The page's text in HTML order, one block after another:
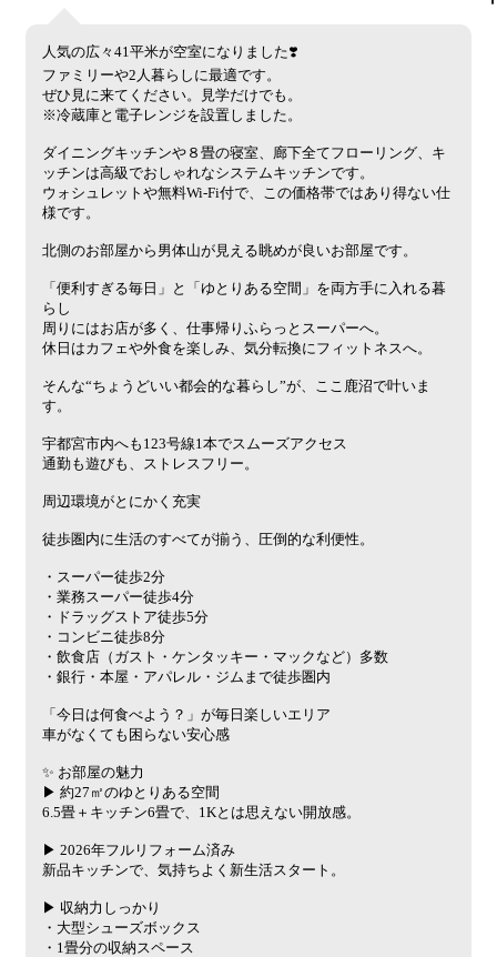
人気の広々41平米が空室になりました❣️
ファミリーや2人暮らしに最適です。
ぜひ見に来てください。見学だけでも。
※冷蔵庫と電子レンジを設置しました。
ダイニングキッチンや８畳の寝室、廊下全てフローリング、キ
ッチンは高級でおしゃれなシステムキッチンです。
ウォシュレットや無料Wi-Fi付で、この価格帯ではあり得ない仕
様です。
北側のお部屋から男体山が見える眺めが良いお部屋です。
「便利すぎる毎日」と「ゆとりある空間」を両方手に入れる暮
らし
周りにはお店が多く、仕事帰りふらっとスーパーへ。
休日はカフェや外食を楽しみ、気分転換にフィットネスへ。
そんな“ちょうどいい都会的な暮らし”が、ここ鹿沼で叶いま
す。
宇都宮市内へも123号線1本でスムーズアクセス
通勤も遊びも、ストレスフリー。
周辺環境がとにかく充実
徒歩圏内に生活のすべてが揃う、圧倒的な利便性。
・スーパー徒歩2分
・業務スーパー徒歩4分
・ドラッグストア徒歩5分
・コンビニ徒歩8分
・飲食店（ガスト・ケンタッキー・マックなど）多数
・銀行・本屋・アパレル・ジムまで徒歩圏内
「今日は何食べよう？」が毎日楽しいエリア
車がなくても困らない安心感
✨ お部屋の魅力
▶ 約27㎡のゆとりある空間
6.5畳＋キッチン6畳で、1Kとは思えない開放感。
▶ 2026年フルリフォーム済み
新品キッチンで、気持ちよく新生活スタート。
▶ 収納力しっかり
・大型シューズボックス
・1畳分の収納スペース